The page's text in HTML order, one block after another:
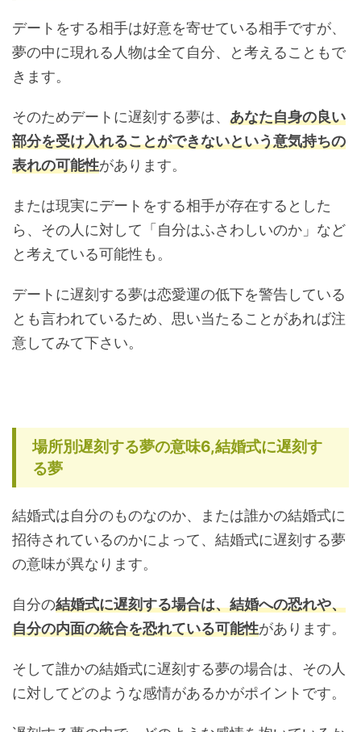
デートをする相手は好意を寄せている相手ですが、
夢の中に現れる人物は全て自分、と考えることもで
きます。
そのためデートに遅刻する夢は、 あなた自身の良い
部分を受け入れることができないという意気持ちの
表れの可能性があります。
または現実にデートをする相手が存在するとした
ら、その人に対して「自分はふさわしいのか」など
と考えている可能性も。
デートに遅刻する夢は恋愛運の低下を警告している
とも言われているため、思い当たることがあれば注
意してみて下さい。
場所別遅刻する夢の意味6,結婚式に遅刻す
る夢
結婚式は自分のものなのか、または誰かの結婚式に
招待されているのかによって、結婚式に遅刻する夢
の意味が異なります。
自分の結婚式に遅刻する場合は、結婚への恐れや、
自分の内面の統合を恐れている可能性があります。
そして誰かの結婚式に遅刻する夢の場合は、その人
に対してどのような感情があるかがポイントです。